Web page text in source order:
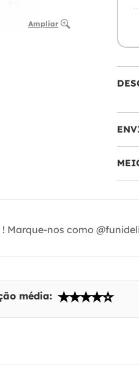
Ampliar
! Marque-nos como
média: